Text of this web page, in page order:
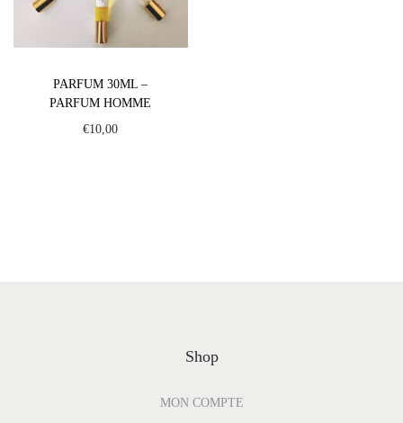
PARFUM 30ML –
PARFUM HOMME
€10,00
Shop
MON COMPTE